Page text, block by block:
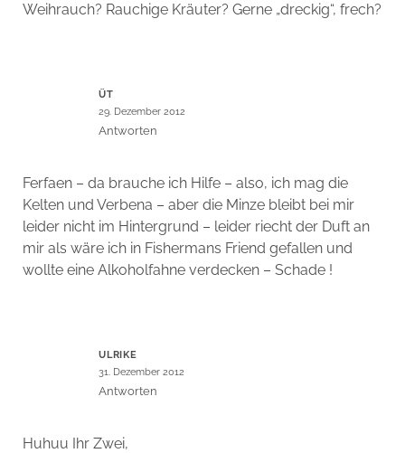
Weihrauch? Rauchige Kräuter? Gerne „dreckig“, frech?
ÜT
29. Dezember 2012
Antworten
Ferfaen – da brauche ich Hilfe – also, ich mag die
Kelten und Verbena – aber die Minze bleibt bei mir
leider nicht im Hintergrund – leider riecht der Duft an
mir als wäre ich in Fishermans Friend gefallen und
wollte eine Alkoholfahne verdecken – Schade !
ULRIKE
31. Dezember 2012
Antworten
Huhuu Ihr Zwei,